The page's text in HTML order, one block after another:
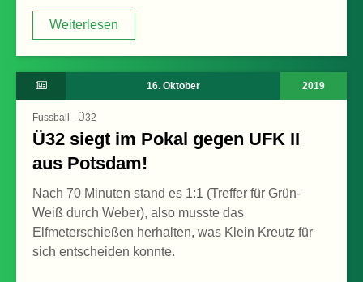
Weiterlesen
16. Oktober 2019
Fussball - Ü32
Ü32 siegt im Pokal gegen UFK II
aus Potsdam!
Nach 70 Minuten stand es 1:1 (Treffer für Grün-
Weiß durch Weber), also musste das
Elfmeterschießen herhalten, was Klein Kreutz für
sich entscheiden konnte.